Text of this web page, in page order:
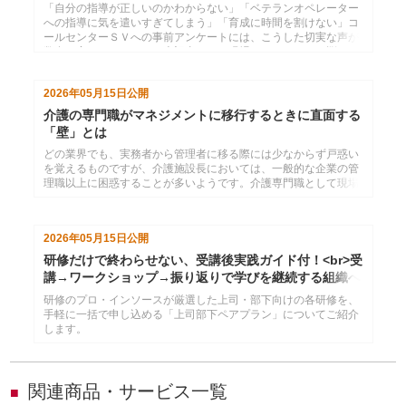
と解決策
「自分の指導が正しいのかわからない」「ベテランオペレーター
への指導に気を遣いすぎてしまう」「育成に時間を割けない」コ
ールセンターＳＶへの事前アンケートには、こうした切実な声が
で、ＳＶを育てる研修・マネジメント設計に役立つ具体的な視点
を提供します。
2026年05月15日公開
介護の専門職がマネジメントに移行するときに直面する
「壁」とは
どの業界でも、実務者から管理者に移る際には少なからず戸惑い
を覚えるものですが、介護施設長においては、一般的な企業の管
理職以上に困惑することが多いようです。介護専門職として現場
安定させるために押さえたい視点を解説します。
2026年05月15日 公開
研修だけで終わらせない、受講後実践ガイド付！<br>受
講→ワークショップ→振り返りで学びを継続する組織へ
研修のプロ・インソースが厳選した上司・部下向けの各研修を、
手軽に一括で申し込める「上司部下ペアプラン」についてご紹介
します。
■ 関連商品・サービス一覧